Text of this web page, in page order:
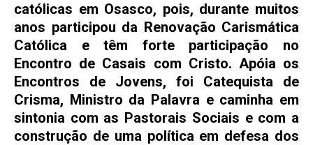
católicas em Osasco, pois, durante muitos
anos participou da Renovação Carismática
Católica e têm forte participação no
Encontro de Casais com Cristo. Apóia os
Encontros de Jovens, foi Catequista de
Crisma, Ministro da Palavra e caminha em
sintonia com as Pastorais Sociais e com a
construção de uma política em defesa dos